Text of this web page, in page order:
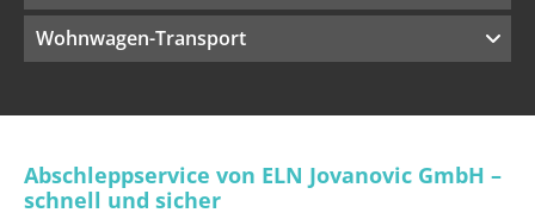
Wohnwagen-Transport
Abschleppservice von ELN Jovanovic GmbH –
schnell und sicher